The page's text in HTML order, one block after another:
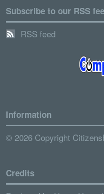
Subscribe to our RSS
RSS feed
Information
© 2026 Copyright
Credits